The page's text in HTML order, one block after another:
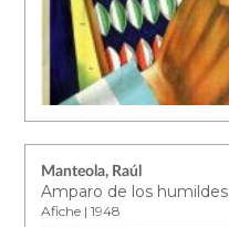
Manteola, Raúl
Amparo de los humildes
Afiche | 1948